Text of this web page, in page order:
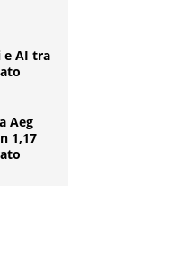
e AI tra
Aeg
1,17